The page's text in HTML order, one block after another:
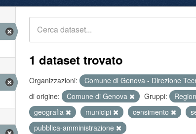
1 dataset trovato
Organizzazioni: Comune di Genova - Direzione
di origine:
Comune di Genova Gruppi:
geografia
municipi censimento
pubblica-amministrazione